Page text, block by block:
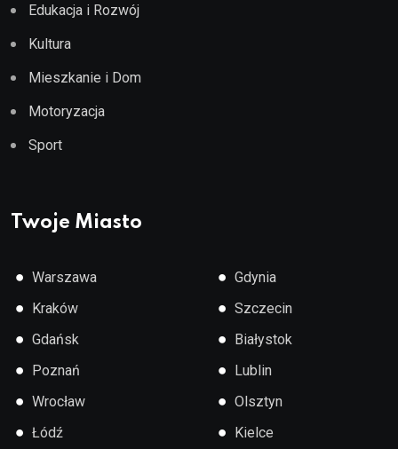
Edukacja i Rozwój
Kultura
Mieszkanie i Dom
Motoryzacja
Sport
Twoje Miasto
● Warszawa
● Kraków
● Gdańsk
● Poznań
● Wrocław
● Łódź
● Gdynia
● Szczecin
● Białystok
● Lublin
● Olsztyn
● Kielce